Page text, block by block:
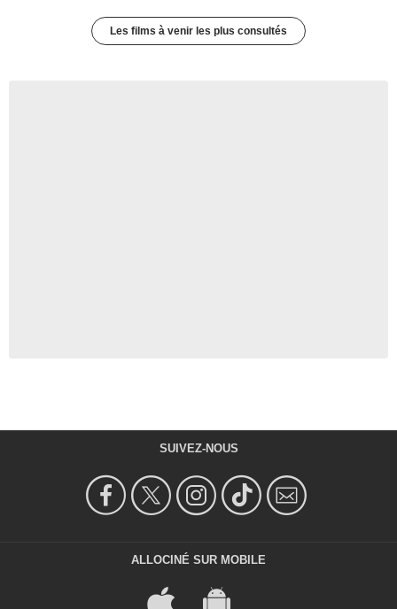
Les films à venir les plus consultés
SUIVEZ-NOUS
ALLOCINÉ SUR MOBILE